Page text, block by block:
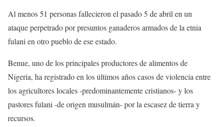
Al menos 51 personas fallecieron el pasado 5 de abril en un
ataque perpetrado por presuntos ganaderos armados de la etnia
fulani en otro pueblo de ese estado.
Benue, uno de los principales productores de alimentos de
Nigeria, ha registrado en los últimos años casos de violencia entre
los agricultores locales -predominantemente cristianos- y los
pastores fulani -de origen musulmán- por la escasez de tierra y
recursos.